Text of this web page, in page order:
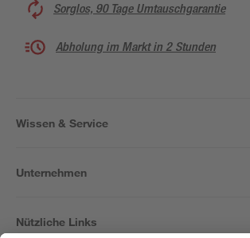
Sorglos, 90 Tage Umtauschgarantie
Abholung im Markt in 2 Stunden
Wissen & Service
Unternehmen
Nützliche Links